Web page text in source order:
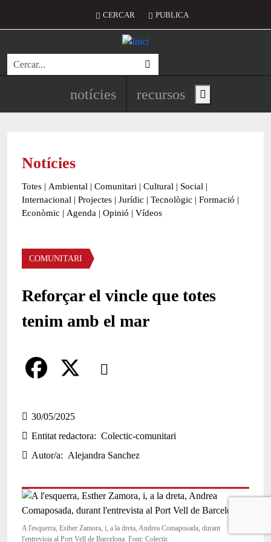
Menú del compte d'usuari
CERCAR PUBLICA
Cerca
Navegació principal de
notícies recursos Show main menu
Notícies
Totes | Ambiental | Comunitari | Cultural | Social |
Internacional | Projectes | Jurídic | Tecnològic | Formació |
Econòmic | Agenda | Opinió | Vídeos
Àmbit de la notícia
COMUNITARI
Reforçar el vincle que totes
tenim amb el mar
Comparteix
a
c
e
o
o
30/05/2025
Entitat redactora
Colectic-comunitari
Autor/a
Alejandra Sanchez
A l'esquerra, Esther Zamora, i, a la dreta, Andrea Comaposada, durant
l'entrevista al Port Vell de Barcelona. Font: Colectic